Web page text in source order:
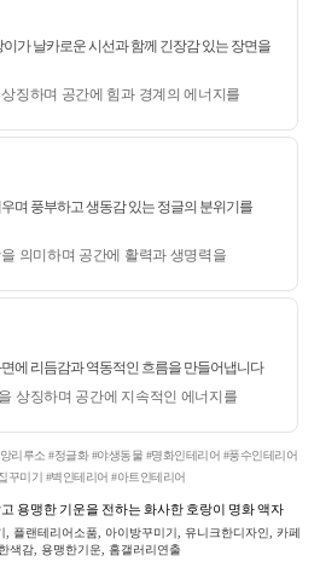
가 날카로운 시선과 함께 긴장감 있는 장면을
징하며 공간에 힘과 경계의 에너지를
며 풍부하고 생동감 있는 정글의 분위기를
의미하며 공간에 활력과 생명력을
에 리듬감과 역동적인 흐름을 만들어냅니다
상징하며 공간에 지속적인 에너지를
리루소 #정글화 #야생동물 #명화인테리어 #풍수인테리어
꾸미기 #벽인테리어 #아트인테리어
용맹한 기운을 전하는 화사한 호랑이 명화 액자
플랜테리어소품, 아이방꾸미기, 유니크한디자인, 카페
색감, 용맹한기운, 홈갤러리연출